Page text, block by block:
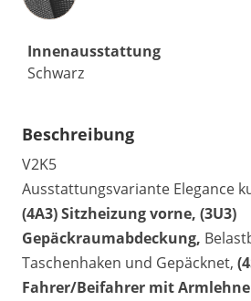
Innenausstattung
Schwarz
Beschreibung
V2K5
Ausstattungsvariante Elegance
(4A3) Sitzheizung vorne, (3U3)
Gepäckraumabdeckung,
Taschenhaken und Gepäcknet,
Fahrer/Beifahrer mit